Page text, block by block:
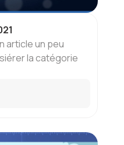
article un peu
la catégorie